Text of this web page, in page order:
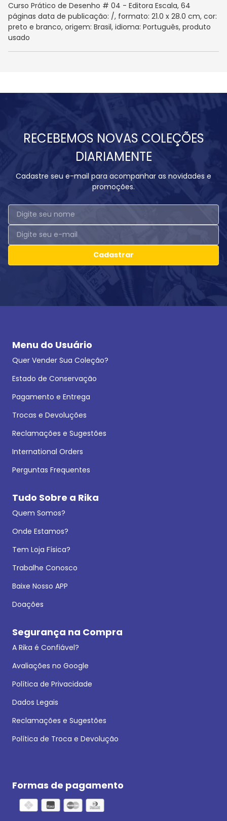
Curso Prático de Desenho # 04 - Editora Escala, 64
páginas data de publicação: /, formato: 21.0 x 28.0 cm, cor:
preto e branco, origem: Brasil, idioma: Português, produto
usado
RECEBEMOS NOVAS COLEÇÕES
DIARIAMENTE
Cadastre seu e-mail para acompanhar as novidades e
promoções.
Cadastrar
Menu do Usuário
Quer Vender Sua Coleção?
Estado de Conservação
Pagamento e Entrega
Trocas e Devoluções
Reclamações e Sugestões
International Orders
Perguntas Frequentes
Tudo Sobre a Rika
Quem Somos?
Onde Estamos?
Tem Loja Física?
Trabalhe Conosco
Baixe Nosso APP
Doações
Segurança na Compra
A Rika é Confiável?
Avaliações no Google
Política de Privacidade
Dados Legais
Reclamações e Sugestões
Política de Troca e Devolução
Formas de pagamento